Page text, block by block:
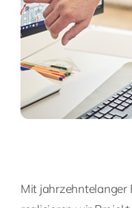
Mit jahrzehntelanger